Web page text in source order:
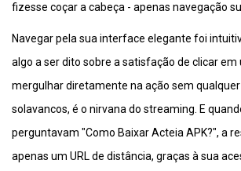
fizesse coçar a cabeça - apenas navegação
Navegar pela sua interface elegante foi
algo a ser dito sobre a satisfação de clicar em
mergulhar diretamente na ação sem
solavancos, é o nirvana do streaming. E
perguntavam "Como Baixar Acteia APK?", a
apenas um URL de distância, graças à sua